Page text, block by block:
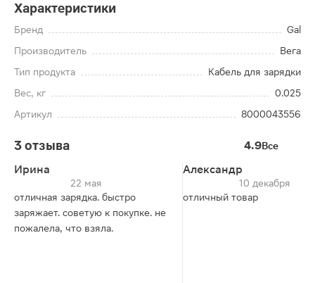
Характеристики
Бренд
Gal
Производитель
Вега
Тип продукта
Кабель для зарядки
Вес, кг
0.025
Артикул
8000043556
3 отзыва 4.9Все
Ирина
22 мая
отличная зарядка. быстро
заряжает. советую к покупке. не
пожалела, что взяла.
Александр
10 декабря
отличный товар